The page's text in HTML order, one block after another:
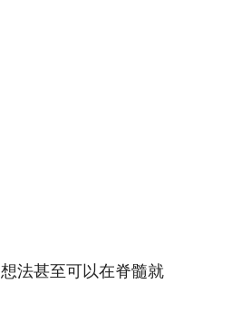
法甚至可以在脊髓就